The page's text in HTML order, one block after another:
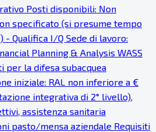
Posti disponibili: Non
specificato (si presume tempo
Qualifica I/Q Sede di lavoro:
Planning & Analysis WASS
per la difesa subacquea
iniziale: RAL non inferiore a €
integrativa di 2° livello),
assistenza sanitaria
pasto/mensa aziendale Requisiti